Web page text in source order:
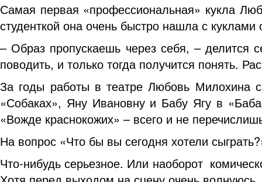
Самая первая «профессиональная» кукла
студенткой она очень быстро нашла с
– Образ пропускаешь через себя, – делится
поводить, и только тогда получится понять.
За годы работы в театре Любовь Милохина
«Собаках», Яну Ивановну и Бабу Ягу в
«Вожде краснокожих» – всего и не
На вопрос «Что бы вы сегодня хотели
Что-нибудь серьезное. Или наоборот